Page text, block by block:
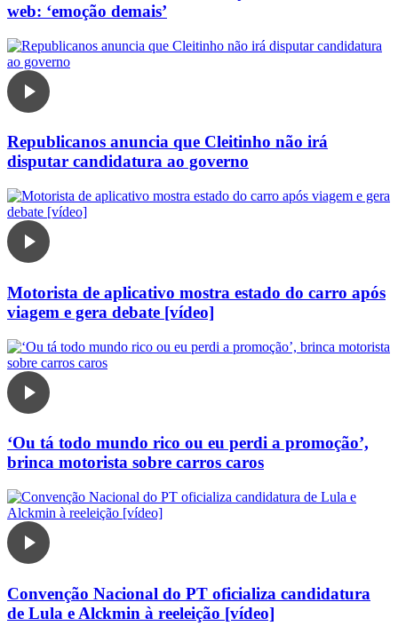
web: ‘emoção demais’
Republicanos anuncia que Cleitinho não irá
disputar candidatura ao governo
Motorista de aplicativo mostra estado do carro após
viagem e gera debate [vídeo]
‘Ou tá todo mundo rico ou eu perdi a promoção’,
brinca motorista sobre carros caros
Convenção Nacional do PT oficializa candidatura
de Lula e Alckmin à reeleição [vídeo]